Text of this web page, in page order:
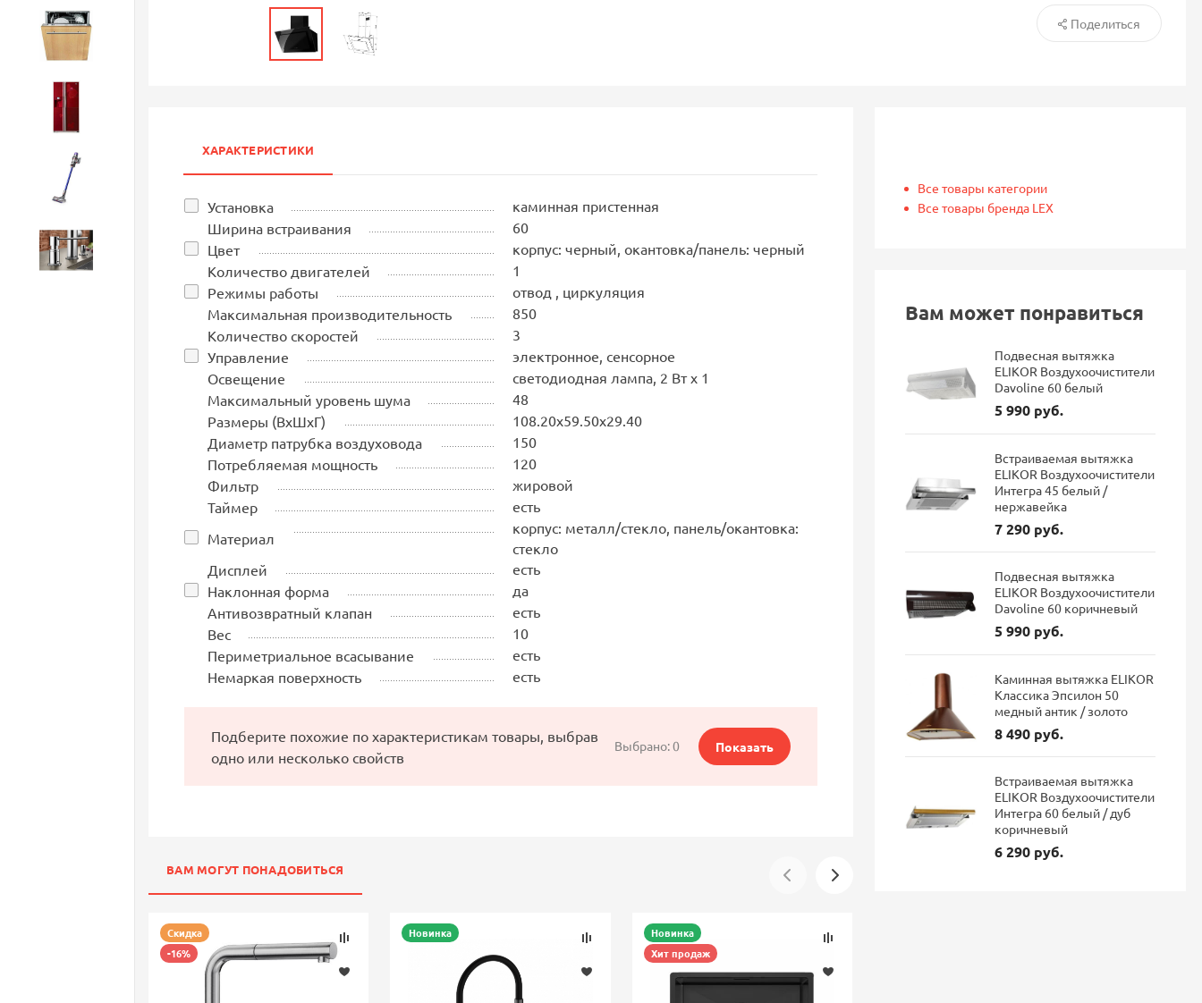
Бытовая техника
Поделиться
ХАРАКТЕРИСТИКИ
Установка
каминная пристенная
Ширина встраивания
60
Цвет
корпус: черный, окантовка/панель: черный
Количество двигателей
1
Режимы работы
отвод , циркуляция
Максимальная производительность
850
Количество скоростей
3
Управление
электронное, сенсорное
Освещение
светодиодная лампа, 2 Вт х 1
Максимальный уровень шума
48
Размеры (ВхШхГ)
108.20х59.50х29.40
Диаметр патрубка воздуховода
150
Потребляемая мощность
120
Фильтр
жировой
Таймер
есть
Материал
корпус: металл/стекло, панель/окантовка:
стекло
Дисплей
есть
Наклонная форма
да
Антивозвратный клапан
есть
Вес
10
Периметриальное всасывание
есть
Немаркая поверхность
есть
Подберите похожие по характеристикам товары, выбрав
одно или несколько свойств
Выбрано:0 Показать
ВАМ МОГУТ ПОНАДОБИТЬСЯ
Скидка
-16%
Новинка
Новинка
Хит продаж
Все товары категории
Все товары бренда LEX
Вам может понравиться
Подвесная вытяжка
ELIKOR Воздухоочистители
Davoline 60 белый
5 990 руб.
Встраиваемая вытяжка
ELIKOR Воздухоочистители
Интегра 45 белый /
нержавейка
7 290 руб.
Подвесная вытяжка
ELIKOR Воздухоочистители
Davoline 60 коричневый
5 990 руб.
Каминная вытяжка ELIKOR
Классика Эпсилон 50
медный антик / золото
8 490 руб.
Встраиваемая вытяжка
ELIKOR Воздухоочистители
Интегра 60 белый / дуб
коричневый
6 290 руб.